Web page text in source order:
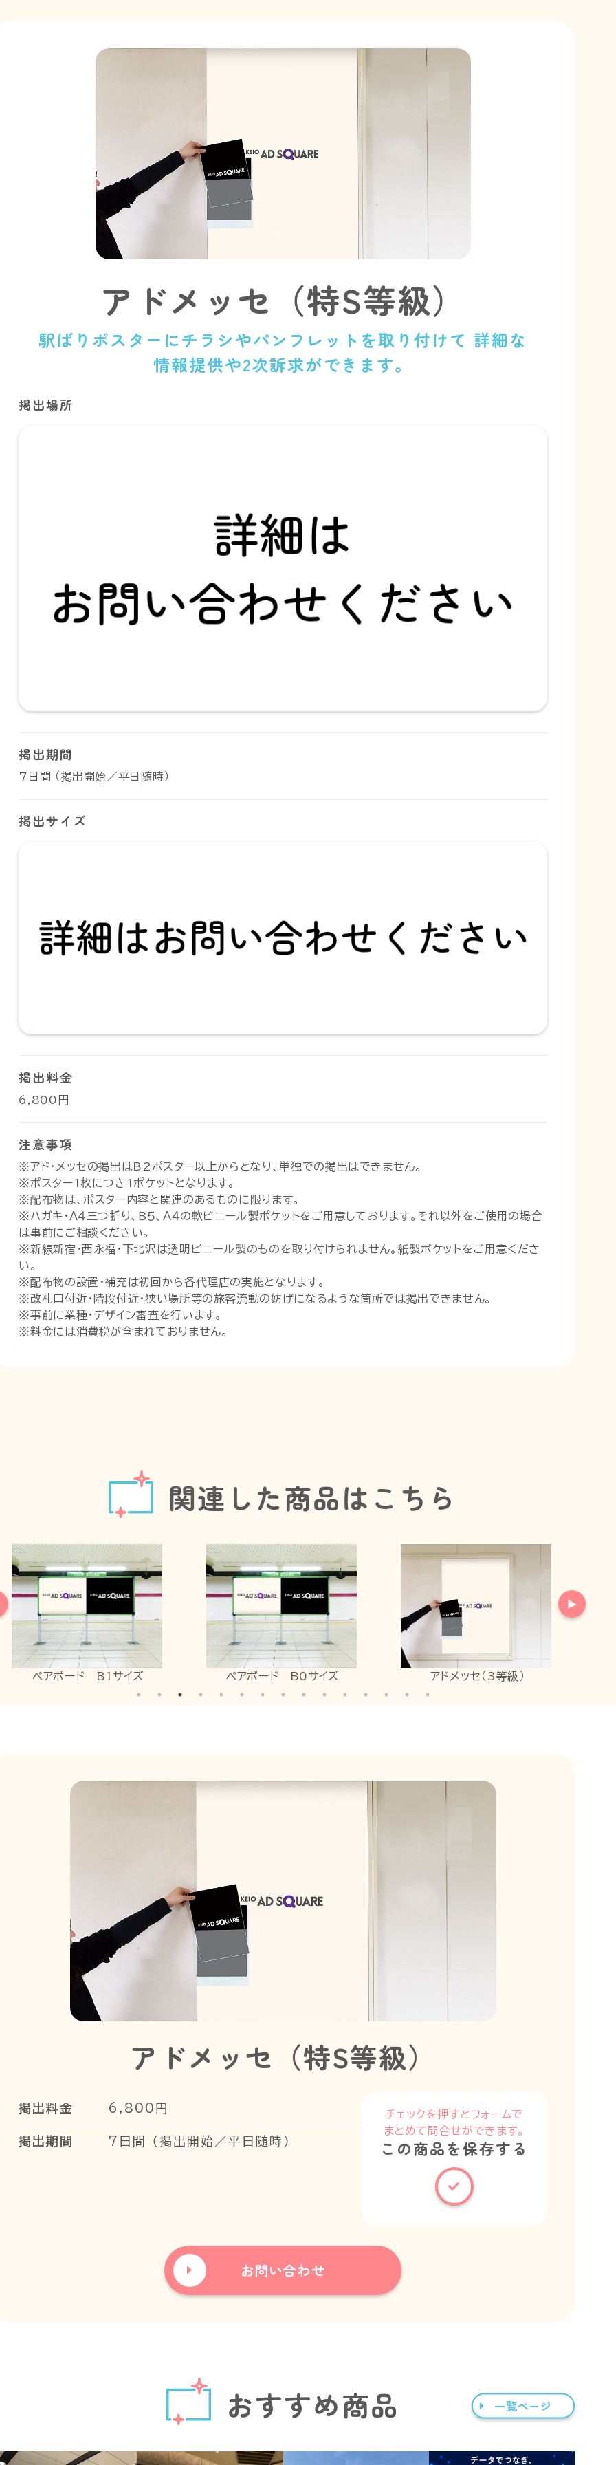
アドメッセ（特S等級）
駅ばりポスターにチラシやパンフレットを取り付けて 詳細な
情報提供や2次訴求ができます。
掲出場所
掲出期間
7日間 （掲出開始／平日随時）
掲出サイズ
掲出料金
6,800円
注意事項
※アド・メッセの掲出はB2ポスター以上からとなり、単独での掲出はできません。
※ポスター1枚につき1ポケットとなります。
※配布物は、ポスター内容と関連のあるものに限ります。
※ハガキ・Ａ４三つ折り、Ｂ５、Ａ４の軟ビニール製ポケットをご用意しております。それ以外をご使用の場合
は事前にご相談ください。
※新線新宿・西永福・下北沢は透明ビニール製のものを取り付けられません。紙製ポケットをご用意くださ
い。
※配布物の設置・補充は初回から各代理店の実施となります。
※改札口付近・階段付近・狭い場所等の旅客流動の妨げになるような箇所では掲出できません。
※事前に業種・デザイン審査を行います。
※料金には消費税が含まれておりません。
関連した商品はこちら
ペアボード B0サイズ アドメッセ（3等級） アドメッセ（2等級）
アドメッセ（特S等級）
掲出料金 6,800円
掲出期間 7日間 （掲出開始／平日随時）
チェックを押すとフォームで
まとめて問合せができます。
この商品を保存する
お問い合わせ
おすすめ商品 一覧ページ